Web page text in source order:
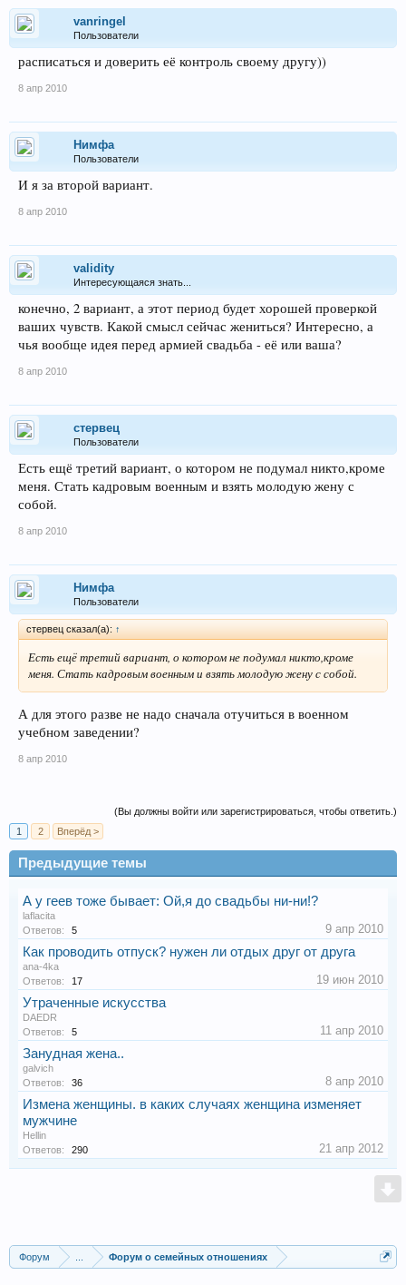
vanringel
Пользователи
расписаться и доверить её контроль своему другу))
8 апр 2010
Hимфа
Пользователи
И я за второй вариант.
8 апр 2010
validity
Интересующаяся знать...
конечно, 2 вариант, а этот период будет хорошей проверкой
ваших чувств. Какой смысл сейчас жениться? Интересно, а
чья вообще идея перед армией свадьба - её или ваша?
8 апр 2010
стервец
Пользователи
Есть ещё третий вариант, о котором не подумал никто,кроме
меня. Стать кадровым военным и взять молодую жену с
собой.
8 апр 2010
Hимфа
Пользователи
стервец сказал(а): ↑
Есть ещё третий вариант, о котором не подумал никто,кроме
меня. Стать кадровым военным и взять молодую жену с собой.
А для этого разве не надо сначала отучиться в военном
учебном заведении?
8 апр 2010
(Вы должны войти или зарегистрироваться, чтобы ответить.)
1
2 Вперёд >
Предыдущие темы
А у геев тоже бывает: Ой,я до свадьбы ни-ни!?
laflacita
Ответов:
5 9 апр 2010
Как проводить отпуск? нужен ли отдых друг от друга
ana-4ka
Ответов:
17 19 июн 2010
Утраченные искусства
DAEDR
Ответов:
5 11 апр 2010
Занудная жена..
galvich
Ответов:
36 8 апр 2010
Измена женщины. в каких случаях женщина изменяет
мужчине
Hellin
Ответов:
290 21 апр 2012
Форум Форум о семейных отношениях